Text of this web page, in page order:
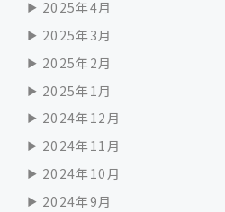
2025年4月
2025年3月
2025年2月
2025年1月
2024年12月
2024年11月
2024年10月
2024年9月